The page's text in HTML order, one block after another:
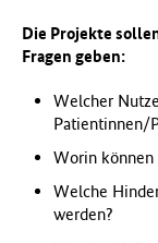
Die Projekte
Fragen geben:
Welcher
Patientinnen/
Worin können
Welche
werden?